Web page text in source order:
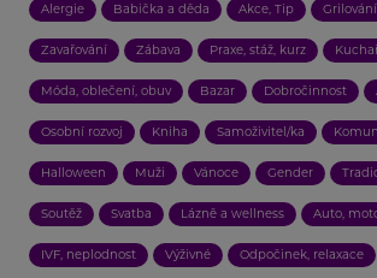
Alergie Babička a děda Akce, Tip Grilování
Zavařování Zábava Praxe, stáž, kurz
Móda, oblečení, obuv Bazar Dobročinnost
Osobní rozvoj Kniha Samoživitel/ka
Halloween Muži Vánoce Gender
Soutěž Svatba Lázně a wellness Auto,
IVF, neplodnost Výživné Odpočinek, relaxace